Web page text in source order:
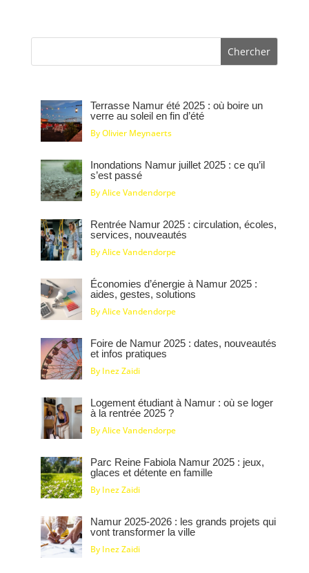
Terrasse Namur été 2025 : où boire un
verre au soleil en fin d’été
By Olivier Meynaerts
Inondations Namur juillet 2025 : ce qu’il
s’est passé
By Alice Vandendorpe
Rentrée Namur 2025 : circulation, écoles,
services, nouveautés
By Alice Vandendorpe
Économies d’énergie à Namur 2025 :
aides, gestes, solutions
By Alice Vandendorpe
Foire de Namur 2025 : dates, nouveautés
et infos pratiques
By Inez Zaidi
Logement étudiant à Namur : où se loger
à la rentrée 2025 ?
By Alice Vandendorpe
Parc Reine Fabiola Namur 2025 : jeux,
glaces et détente en famille
By Inez Zaidi
Namur 2025‑2026 : les grands projets qui
vont transformer la ville
By Inez Zaidi